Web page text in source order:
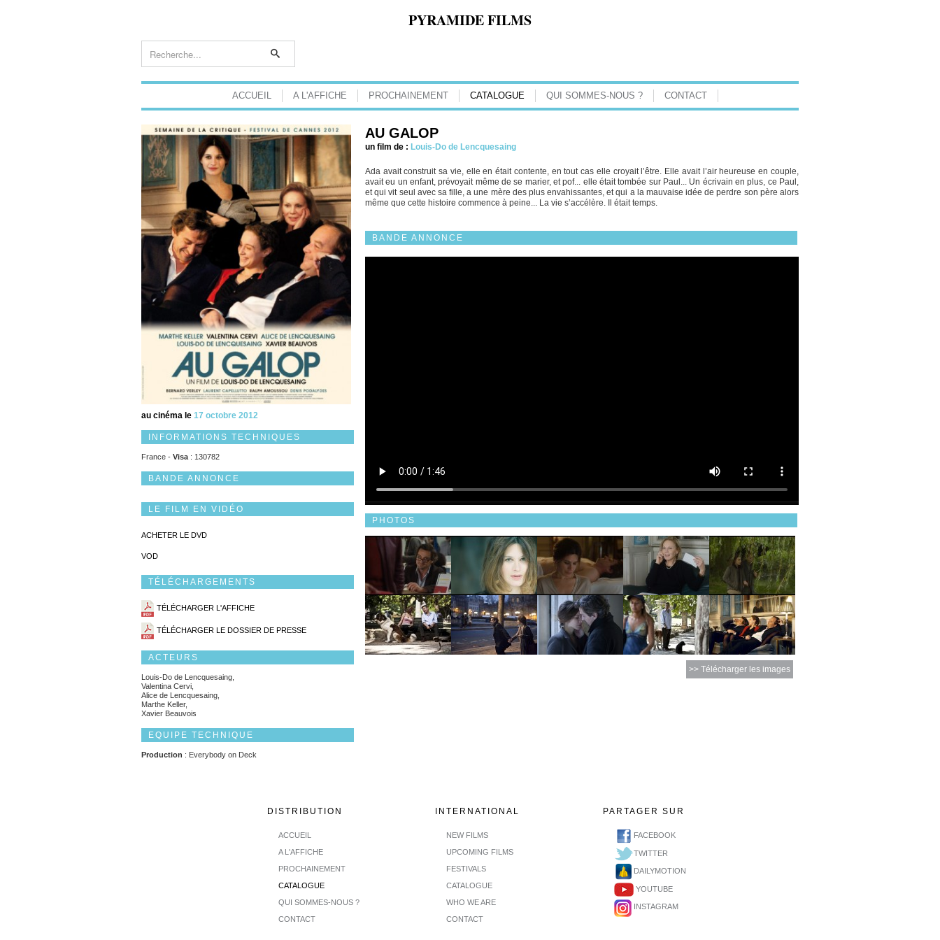
PYRAMIDE FILMS
ACCUEIL A L'AFFICHE PROCHAINEMENT CATALOGUE QUI SOMMES-NOUS ? CONTACT
au cinéma le 17 octobre 2012
INFORMATIONS TECHNIQUES
France - Visa : 130782
BANDE ANNONCE
LE FILM EN VIDÉO
ACHETER LE DVD
VOD
TÉLÉCHARGEMENTS
TÉLÉCHARGER L'AFFICHE
TÉLÉCHARGER LE DOSSIER DE PRESSE
ACTEURS
Louis-Do de Lencquesaing,
Valentina Cervi,
Alice de Lencquesaing,
Marthe Keller,
Xavier Beauvois
EQUIPE TECHNIQUE
Production : Everybody on Deck
AU GALOP
un film de : Louis-Do de Lencquesaing
Ada avait construit sa vie, elle en était contente, en tout cas elle croyait l’être. Elle avait l’air heureuse en couple,
avait eu un enfant, prévoyait même de se marier, et pof... elle était tombée sur Paul... Un écrivain en plus, ce Paul,
et qui vit seul avec sa fille, a une mère des plus envahissantes, et qui a la mauvaise idée de perdre son père alors
même que cette histoire commence à peine... La vie s’accélère. Il était temps.
BANDE ANNONCE
PHOTOS
>> Télécharger les images
DISTRIBUTION
ACCUEIL
A L'AFFICHE
PROCHAINEMENT
CATALOGUE
QUI SOMMES-NOUS ?
CONTACT
INTERNATIONAL
NEW FILMS
UPCOMING FILMS
FESTIVALS
CATALOGUE
WHO WE ARE
CONTACT
PARTAGER SUR
FACEBOOK
TWITTER
DAILYMOTION
YOUTUBE
INSTAGRAM